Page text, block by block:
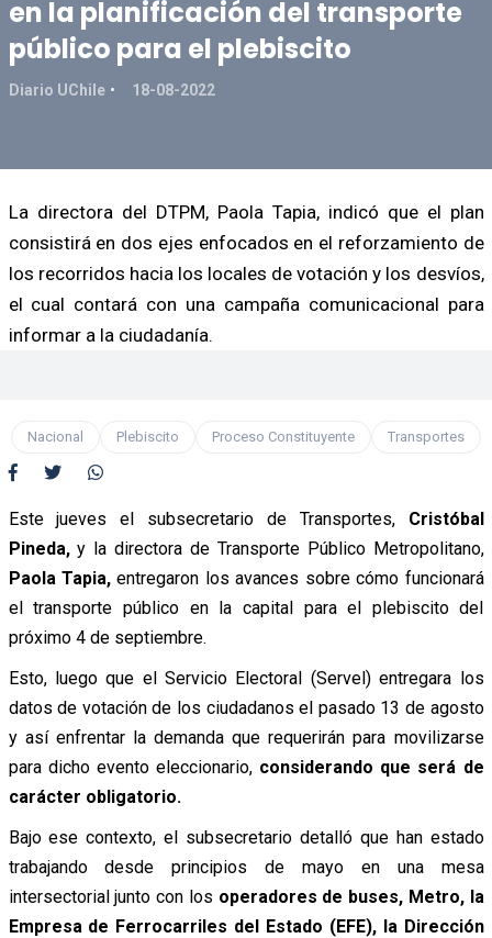
en la planificación del transporte
público para el plebiscito
Diario UChile 18-08-2022
La directora del DTPM, Paola Tapia, indicó que el plan
consistirá en dos ejes enfocados en el reforzamiento de
los recorridos hacia los locales de votación y los desvíos,
el cual contará con una campaña comunicacional para
informar a la ciudadanía.
Nacional Plebiscito Proceso Constituyente Transportes
Este jueves el subsecretario de Transportes, Cristóbal
Pineda,y la directora de Transporte Público Metropolitano,
Paola Tapia,entregaron los avances sobre cómo funcionará
el transporte público en la capital para el plebiscito del
próximo 4 de septiembre.
Esto, luego que el Servicio Electoral (Servel) entregara los
datos de votación de los ciudadanos el pasado 13 de agosto
y así enfrentar la demanda que requerirán para movilizarse
para dicho evento eleccionario, considerando que será de
carácter obligatorio.
Bajo ese contexto, el subsecretario detalló que han estado
trabajando desde principios de mayo en una mesa
intersectorial junto con los operadores de buses, Metro, la
Empresa de Ferrocarriles del Estado (EFE), la Dirección